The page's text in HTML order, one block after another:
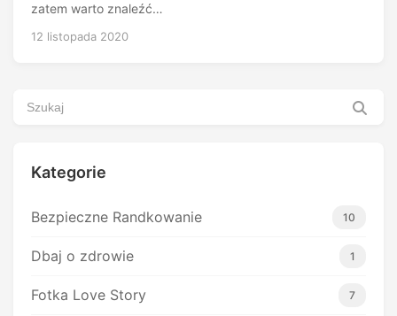
zatem warto znaleźć…
12 listopada 2020
Kategorie
Bezpieczne Randkowanie 10
Dbaj o zdrowie 1
Fotka Love Story 7